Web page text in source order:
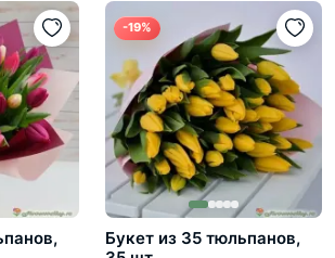
-19%
Букет из 35 тюльпанов,